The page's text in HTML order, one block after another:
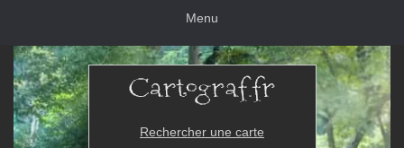
Menu
Rechercher une carte